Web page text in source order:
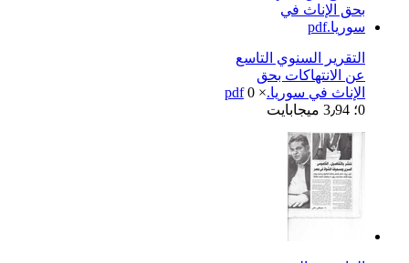
التقرير السنوي التاسع
عن الانتهاكات بحق
الإناث في سوريا.pdf0 ×
0؛ 3٫94 ميجابايت